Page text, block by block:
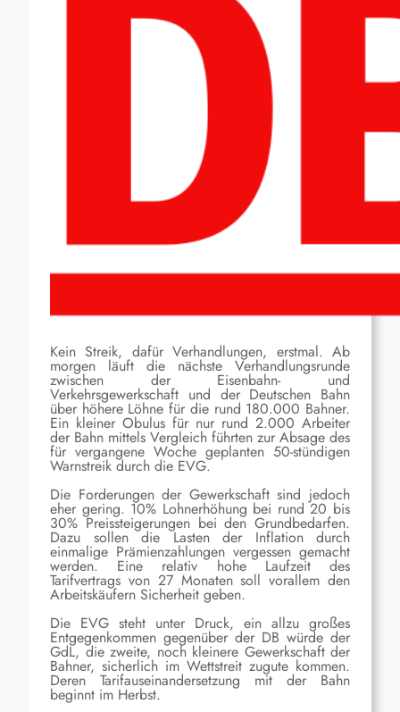
Kein Streik, dafür Verhandlungen, erstmal. Ab
morgen läuft die nächste Verhandlungsrunde
zwischen der Eisenbahn- und
Verkehrsgewerkschaft und der Deutschen Bahn
über höhere Löhne für die rund 180.000 Bahner.
Ein kleiner Obulus für nur rund 2.000 Arbeiter
der Bahn mittels Vergleich führten zur Absage des
für vergangene Woche geplanten 50-stündigen
Warnstreik durch die EVG.
Die Forderungen der Gewerkschaft sind jedoch
eher gering. 10% Lohnerhöhung bei rund 20 bis
30% Preissteigerungen bei den Grundbedarfen.
Dazu sollen die Lasten der Inflation durch
einmalige Prämienzahlungen vergessen gemacht
werden. Eine relativ hohe Laufzeit des
Tarifvertrags von 27 Monaten soll vorallem den
Arbeitskäufern Sicherheit geben.
Die EVG steht unter Druck, ein allzu großes
Entgegenkommen gegenüber der DB würde der
GdL, die zweite, noch kleinere Gewerkschaft der
Bahner, sicherlich im Wettstreit zugute kommen.
Deren Tarifauseinandersetzung mit der Bahn
beginnt im Herbst.